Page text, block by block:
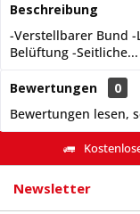
Beschreibung
-Verstellbarer Bund
Belüftung -Seitliche...
Bewertungen
0
Bewertungen lesen,
Newsletter